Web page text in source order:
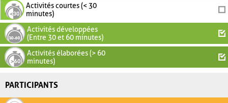
Activités courtes (< 30
minutes)
Activités développées
(Entre 30 et 60 minutes)
Activités élaborées (> 60
minutes)
PARTICIPANTS